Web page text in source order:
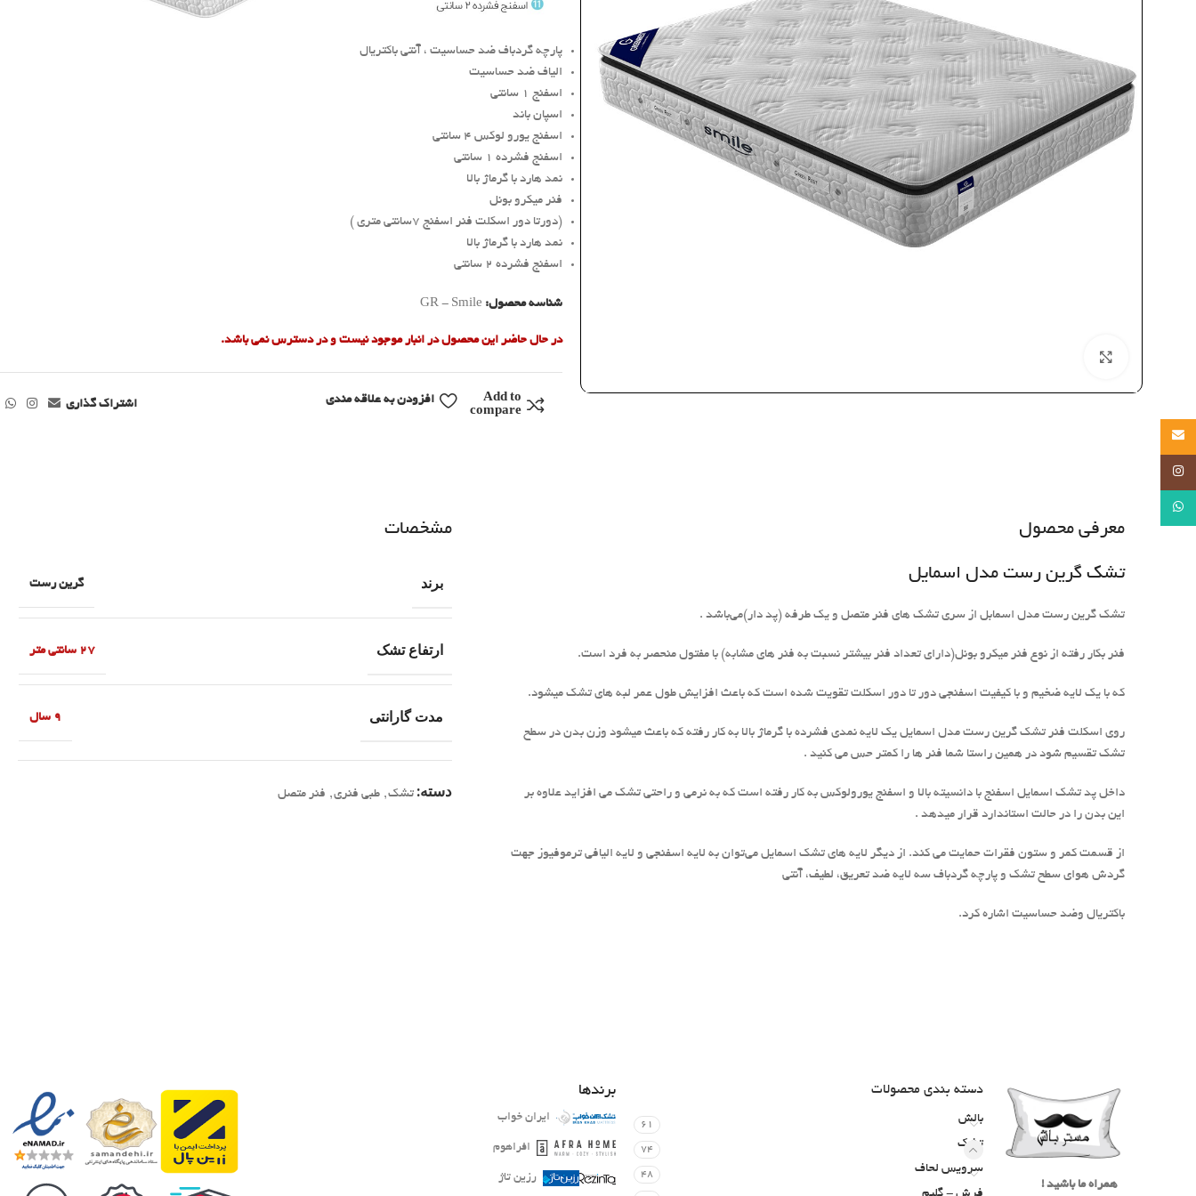
پارچه گردباف ضد حساسیت ، آنتی باکتریال
الیاف ضد حساسیت
اسفنج 1 سانتی
اسپان باند
اسفنج یورو لوکس 4 سانتی
اسفنج فشرده 1 سانتی
نمد هارد با گرماژ بالا
فنر میکرو بونل
(دورتا دور اسکلت فنر اسفنج 7سانتی متری )
نمد هارد با گرماژ بالا
اسفنج فشرده 2 سانتی
شناسه محصول: GR - Smile
در حال حاضر این محصول در انبار موجود نیست و در دسترس نمی باشد.
Add to
compare
افزودن به علاقه مندی اشتراک گذاری
معرفی محصول
تشک گرین رست مدل اسمایل
تشک گرین رست مدل اسمابل از سری تشک های فنر متصل و یک طرفه (پد دار)می‌باشد .
فنر بکار رفته از نوع فنر میکرو بونل(دارای تعداد فنر بیشتر نسبت به فنر های مشابه) با مفتول منحصر به فرد است.
که با یک لایه ضخیم و با کیفیت اسفنجی دور تا دور اسکلت تقویت شده است که باعث افزایش طول عمر لبه های تشک میشود.
روی اسکلت فنر تشک گرین رست مدل اسمایل یک لایه نمدی فشرده با گرماژ بالا به کار رفته که باعث میشود وزن بدن در سطح
تشک تقسیم شود در همین راستا شما فنر ها را کمتر حس می کنید .
داخل پد تشک اسمایل اسفنج با دانسیته بالا و اسفنج یورولوکس به کار رفته است که به نرمی و راحتی تشک می افزاید علاوه بر
این بدن را در حالت استاندارد قرار میدهد .
از قسمت کمر و ستون فقرات حمایت می کند. از دیگر لایه های تشک اسمایل می‌توان به لایه اسفنجی و لایه الیافی ترموفیوز جهت
گردش هوای سطح تشک و پارچه گردباف سه لایه ضد تعریق، لطیف، آنتی
باکتریال وضد حساسیت اشاره کرد.
مشخصات
برند گرین رست
ارتفاع تشک 27 سانتی متر
مدت گارانتی 9 سال
دسته: تشک, طبی فنری, فنر متصل
همراه ما باشید !
دسته‌ بندی محصولات
بالش 61
تشک 74
سرویس لحاف 48
برندها
ایران خواب
افراهوم
رزین تاژ